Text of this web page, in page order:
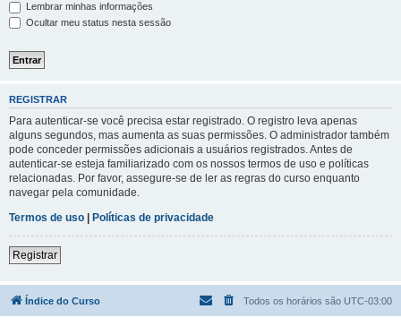
Lembrar minhas informações
Ocultar meu status nesta sessão
REGISTRAR
Para autenticar-se você precisa estar registrado. O registro leva apenas
alguns segundos, mas aumenta as suas permissões. O administrador também
pode conceder permissões adicionais a usuários registrados. Antes de
autenticar-se esteja familiarizado com os nossos termos de uso e políticas
relacionadas. Por favor, assegure-se de ler as regras do curso enquanto
navegar pela comunidade.
Termos de uso | Políticas de privacidade
Registrar
Índice do Curso Todos os horários são UTC-03:00